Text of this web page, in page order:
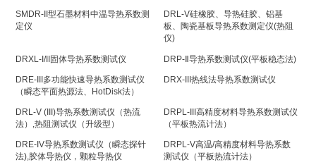
SMDR-II型石墨材料中温导热系数测
定仪
DRL-V硅橡胶、导热硅胶、铝基
板、陶瓷基板导热系数测定仪(热阻
仪)
DRXL-I/II固体导热系数测试仪 DRP-Ⅱ导热系数测试仪(平板稳态法)
DRE-III多功能快速导热系数测试仪
（瞬态平面热源法、HotDisk法）
DRX-III热线法导热系数测试仪
DRL-V (III)导热系数测试仪（热流
法）,热阻测试仪（升级型）
DRPL-III高精度材料导热系数测试仪
（平板热流计法）
DRE-IV导热系数测试仪（瞬态探针
法),胶体导热仪，颗粒导热仪
DRPL-V高温/高精度材料导热系数
测试仪（平板热流计法）